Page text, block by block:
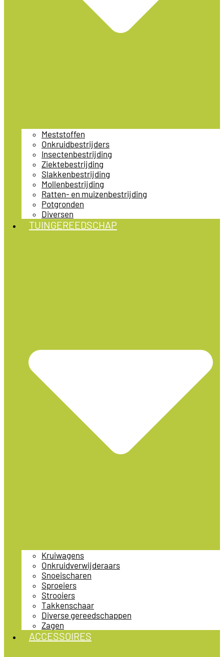
Meststoffen
Onkruidbestrijders
Insectenbestrijding
Ziektebestrijding
Slakkenbestrijding
Mollenbestrijding
Ratten- en muizenbestrijding
Potgronden
Diversen
TUINGEREEDSCHAP
Kruiwagens
Onkruidverwijderaars
Snoeischaren
Sproeiers
Strooiers
Takkenschaar
Diverse gereedschappen
Zagen
ACCESSOIRES